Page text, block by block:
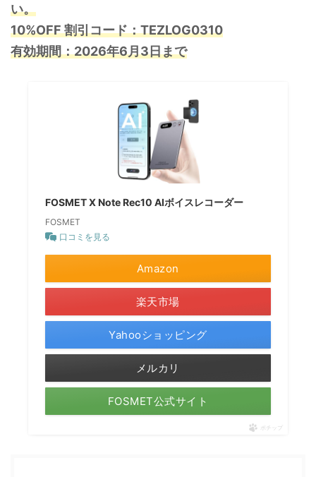
い。
10%OFF 割引コード：TEZLOG0310
有効期間：2026年6月3日まで
FOSMET X Note Rec10 AIボイスレコーダー
FOSMET
口コミを見る
Amazon
楽天市場
Yahooショッピング
メルカリ
FOSMET公式サイト
ポチップ